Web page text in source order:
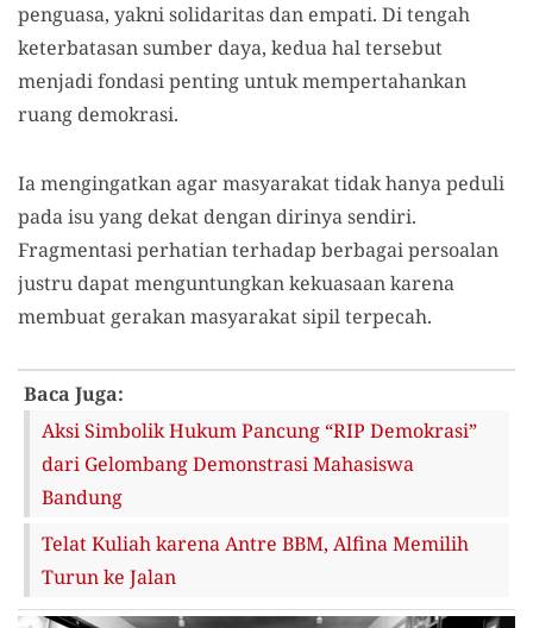
penguasa, yakni solidaritas dan empati. Di tengah
keterbatasan sumber daya, kedua hal tersebut
menjadi fondasi penting untuk mempertahankan
ruang demokrasi.
Ia mengingatkan agar masyarakat tidak hanya peduli
pada isu yang dekat dengan dirinya sendiri.
Fragmentasi perhatian terhadap berbagai persoalan
justru dapat menguntungkan kekuasaan karena
membuat gerakan masyarakat sipil terpecah.
Baca Juga:
Aksi Simbolik Hukum Pancung “RIP Demokrasi”
dari Gelombang Demonstrasi Mahasiswa
Bandung
Telat Kuliah karena Antre BBM, Alfina Memilih
Turun ke Jalan